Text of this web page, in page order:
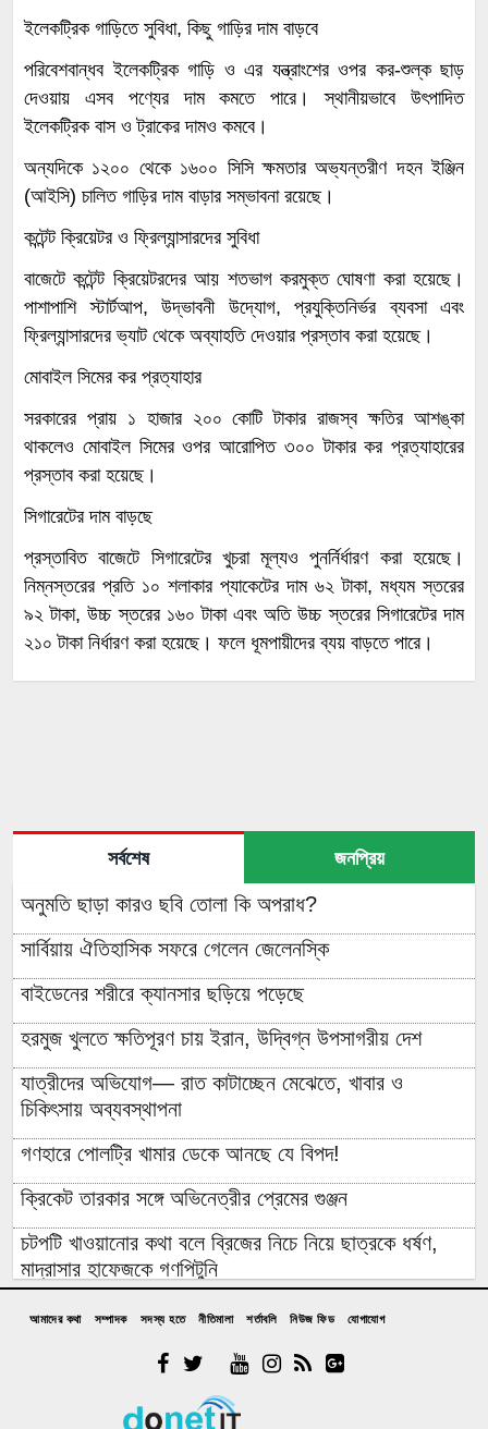
ইলেকট্রিক গাড়িতে সুবিধা, কিছু গাড়ির দাম বাড়বে
পরিবেশবান্ধব ইলেকট্রিক গাড়ি ও এর যন্ত্রাংশের ওপর কর-শুল্ক ছাড়
দেওয়ায় এসব পণ্যের দাম কমতে পারে। স্থানীয়ভাবে উৎপাদিত
ইলেকট্রিক বাস ও ট্রাকের দামও কমবে।
অন্যদিকে ১২০০ থেকে ১৬০০ সিসি ক্ষমতার অভ্যন্তরীণ দহন ইঞ্জিন
(আইসি) চালিত গাড়ির দাম বাড়ার সম্ভাবনা রয়েছে।
কন্টেন্ট ক্রিয়েটর ও ফ্রিল্যান্সারদের সুবিধা
বাজেটে কন্টেন্ট ক্রিয়েটরদের আয় শতভাগ করমুক্ত ঘোষণা করা হয়েছে।
পাশাপাশি স্টার্টআপ, উদ্ভাবনী উদ্যোগ, প্রযুক্তিনির্ভর ব্যবসা এবং
ফ্রিল্যান্সারদের ভ্যাট থেকে অব্যাহতি দেওয়ার প্রস্তাব করা হয়েছে।
মোবাইল সিমের কর প্রত্যাহার
সরকারের প্রায় ১ হাজার ২০০ কোটি টাকার রাজস্ব ক্ষতির আশঙ্কা
থাকলেও মোবাইল সিমের ওপর আরোপিত ৩০০ টাকার কর প্রত্যাহারের
প্রস্তাব করা হয়েছে।
সিগারেটের দাম বাড়ছে
প্রস্তাবিত বাজেটে সিগারেটের খুচরা মূল্যও পুনর্নির্ধারণ করা হয়েছে।
নিম্নস্তরের প্রতি ১০ শলাকার প্যাকেটের দাম ৬২ টাকা, মধ্যম স্তরের
৯২ টাকা, উচ্চ স্তরের ১৬০ টাকা এবং অতি উচ্চ স্তরের সিগারেটের দাম
২১০ টাকা নির্ধারণ করা হয়েছে। ফলে ধূমপায়ীদের ব্যয় বাড়তে পারে।
সর্বশেষ জনপ্রিয়
অনুমতি ছাড়া কারও ছবি তোলা কি অপরাধ?
সার্বিয়ায় ঐতিহাসিক সফরে গেলেন জেলেনস্কি
বাইডেনের শরীরে ক্যানসার ছড়িয়ে পড়েছে
হরমুজ খুলতে ক্ষতিপূরণ চায় ইরান, উদ্বিগ্ন উপসাগরীয় দেশ
যাত্রীদের অভিযোগ— রাত কাটাচ্ছেন মেঝেতে, খাবার ও
চিকিৎসায় অব্যবস্থাপনা
গণহারে পোলট্রি খামার ডেকে আনছে যে বিপদ!
ক্রিকেট তারকার সঙ্গে অভিনেত্রীর প্রেমের গুঞ্জন
চটপটি খাওয়ানোর কথা বলে ব্রিজের নিচে নিয়ে ছাত্রকে ধর্ষণ,
মাদ্রাসার হাফেজকে গণপিটুনি
যুবলীগ নেতার বাড়িতে হামলা-লুটপাটে গিয়ে জনতার প্রতিরোধে
ক্ষমতায় যেতে অন্যায়, মিথ্যাচার ও মোনাফেকি করেছেন
আমাদের কথা সম্পাদক সদস্য হতে নীতিমালা শর্তাবলি নিউজ ফিড যোগাযোগ